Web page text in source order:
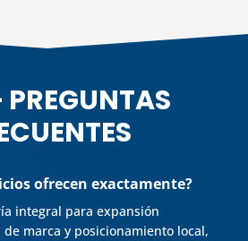
ofrecen exactamente?
integral para expansión
marca y posicionamiento local,